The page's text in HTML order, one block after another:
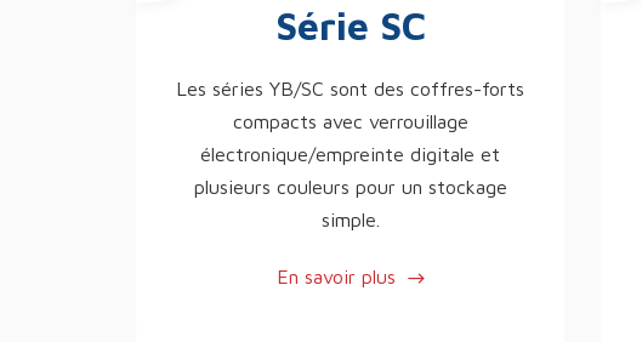
Série SC
Les séries YB/SC sont des coffres-forts
compacts avec verrouillage
électronique/empreinte digitale et
plusieurs couleurs pour un stockage
simple.
En savoir plus